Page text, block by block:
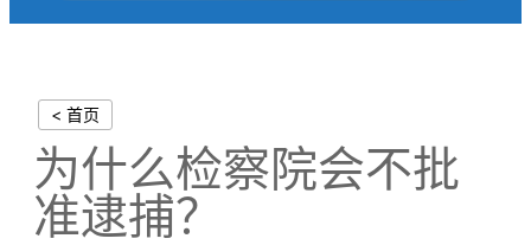
< 首页
为什么检察院会不批
准逮捕？